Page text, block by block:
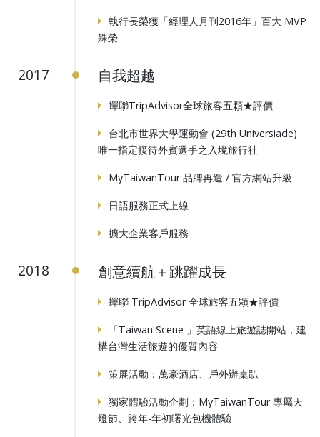
執行長榮獲「經理人月刊2016年」百大 MVP
殊榮
2017 自我超越
蟬聯TripAdvisor全球旅客五顆★評價
台北市世界大學運動會 (29th Universiade)
唯一指定接待外賓選手之入境旅行社
MyTaiwanTour 品牌再造 / 官方網站升級
日語服務正式上線
擴大企業客戶服務
2018 創意續航＋跳躍成長
蟬聯 TripAdvisor 全球旅客五顆★評價
「Taiwan Scene 」英語線上旅遊誌開站，建
構台灣生活旅遊的優質內容
策展活動：萬豪酒店、戶外辦桌趴
獨家體驗活動企劃：MyTaiwanTour 專屬天
燈節、跨年-年初曙光包機體驗